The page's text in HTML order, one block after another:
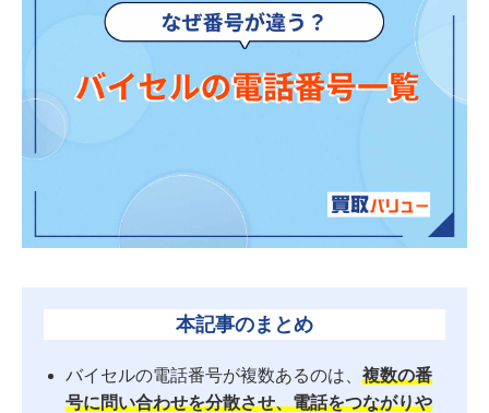
本記事のまとめ
バイセルの電話番号が複数あるのは、 複数の番
号に問い合わせを分散させ、電話をつながりや